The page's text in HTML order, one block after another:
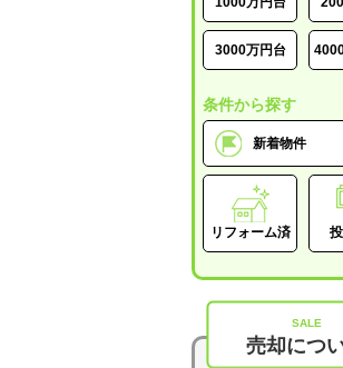
3000万円台
条件から探す
新着物件
リフォーム済
SALE
売却につ